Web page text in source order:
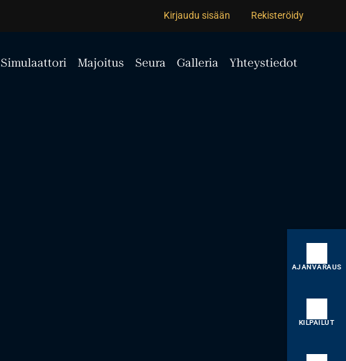
Kirjaudu sisään Rekisteröidy
Simulaattori Majoitus Seura Galleria Yhteystiedot
AJANVARAUS
KILPAILUT